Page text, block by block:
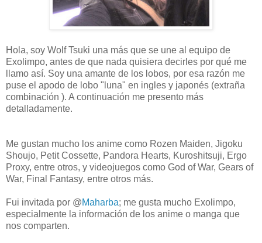
Hola, soy Wolf Tsuki una más que se une al equipo de
Exolimpo, antes de que nada quisiera decirles por qué me
llamo así. Soy una amante de los lobos, por esa razón me
puse el apodo de lobo "luna" en ingles y japonés (extraña
combinación ). A continuación me presento más
detalladamente.
Me gustan mucho los anime como Rozen Maiden, Jigoku
Shoujo, Petit Cossette, Pandora Hearts, Kuroshitsuji, Ergo
Proxy, entre otros, y videojuegos como God of War, Gears of
War, Final Fantasy, entre otros más.
Fui invitada por @Maharba; me gusta mucho Exolimpo,
especialmente la información de los anime o manga que
nos comparten.